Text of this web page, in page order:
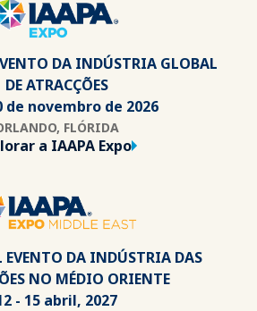
DA INDÚSTRIA GLOBAL
DE ATRACÇÕES
de novembro de 2026
FLÓRIDA
a IAAPA Expo
EVENTO DA INDÚSTRIA DAS
NO MÉDIO ORIENTE
- 15 abril, 2027